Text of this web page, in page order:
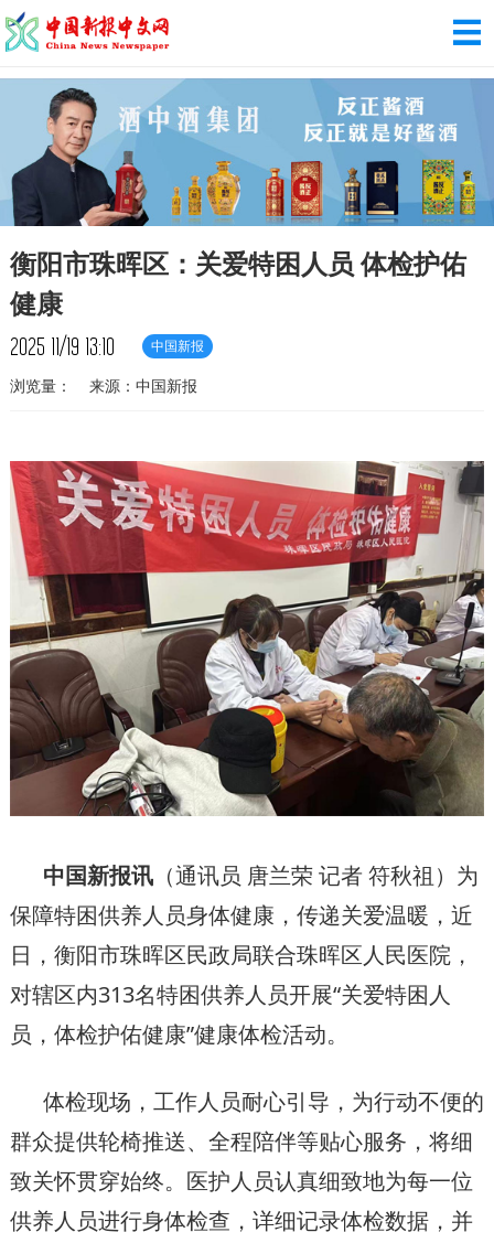
衡阳市珠晖区：关爱特困人员 体检护佑
健康
2025 11/19 13:10 中国新报
浏览量： 来源：中国新报
中国新报讯（通讯员 唐兰荣 记者 符秋祖）为
保障特困供养人员身体健康，传递关爱温暖，近
日，衡阳市珠晖区民政局联合珠晖区人民医院，
对辖区内313名特困供养人员开展“关爱特困人
员，体检护佑健康”健康体检活动。
体检现场，工作人员耐心引导，为行动不便的
群众提供轮椅推送、全程陪伴等贴心服务，将细
致关怀贯穿始终。医护人员认真细致地为每一位
供养人员进行身体检查，详细记录体检数据，并